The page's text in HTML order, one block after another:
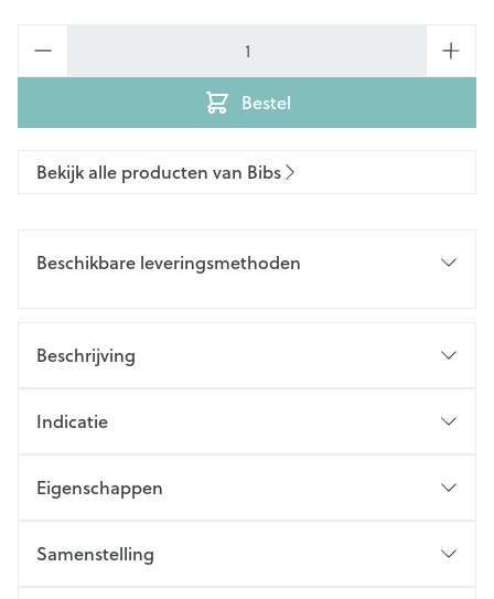
Bestel
Bekijk alle producten van Bibs
Beschikbare leveringsmethoden
Beschrijving
Indicatie
Eigenschappen
Samenstelling